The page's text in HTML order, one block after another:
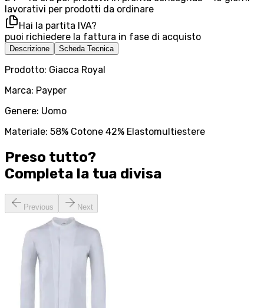
lavorativi per prodotti da ordinare
Hai la partita IVA?
puoi richiedere la fattura in fase di acquisto
Descrizione Scheda Tecnica
Prodotto: Giacca Royal
Marca: Payper
Genere: Uomo
Materiale: 58% Cotone 42% Elastomultiestere
Preso tutto?
Completa la tua divisa
Previous Next